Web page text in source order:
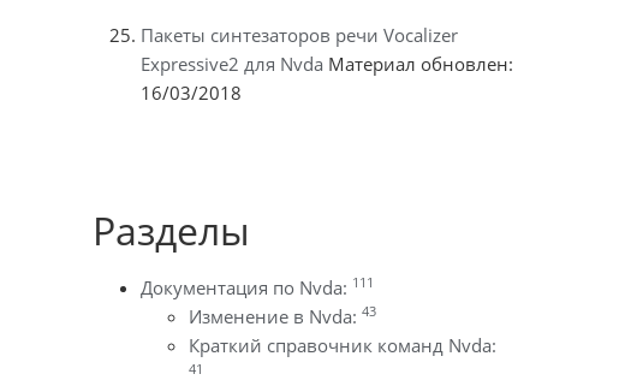
Пакеты синтезаторов речи Vocalizer
Expressive2 для Nvda Материал обновлен:
16/03/2018
Разделы
Документация по Nvda: 111
Изменение в Nvda: 43
Краткий справочник команд Nvda:
41